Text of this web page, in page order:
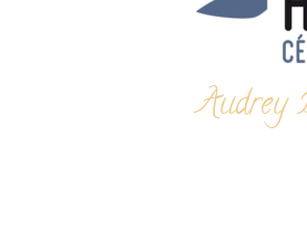
Audrey